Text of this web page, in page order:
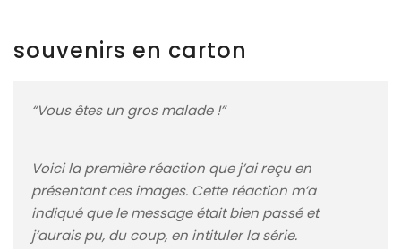
souvenirs en carton
“Vous êtes un gros malade !”
Voici la première réaction que j’ai reçu en
présentant ces images. Cette réaction m’a
indiqué que le message était bien passé et
j’aurais pu, du coup, en intituler la série.